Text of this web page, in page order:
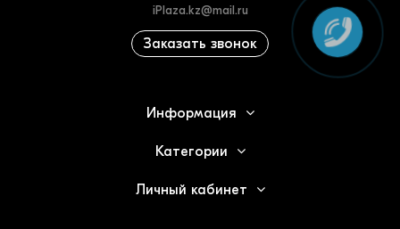
iPlaza.kz@mail.ru
Заказать звонок
Информация
Категории
Личный кабинет